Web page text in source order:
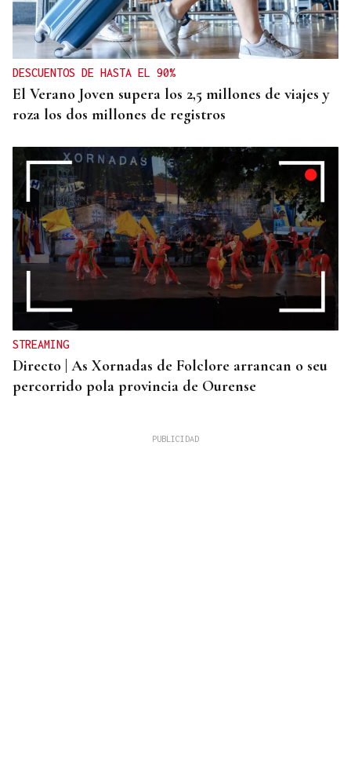
DESCUENTOS DE HASTA EL 90%
El Verano Joven supera los 2,5 millones de viajes y
roza los dos millones de registros
STREAMING
Directo | As Xornadas de Folclore arrancan o seu
percorrido pola provincia de Ourense